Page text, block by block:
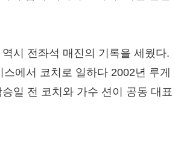
시 전좌석 매진의 기록을 세웠다.
에서 코치로 일하다 2002년 루게
일 전 코치와 가수 션이 공동 대표